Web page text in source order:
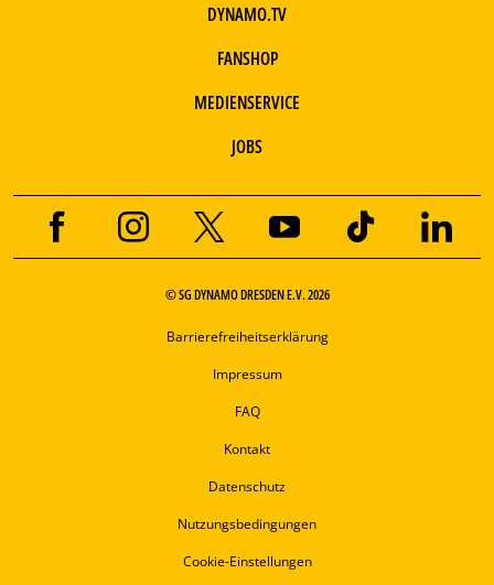
DYNAMO.TV
FANSHOP
MEDIENSERVICE
JOBS
© SG DYNAMO DRESDEN E.V. 2026
Barrierefreiheitserklärung
Impressum
FAQ
Kontakt
Datenschutz
Nutzungsbedingungen
Cookie-Einstellungen